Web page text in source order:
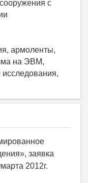
с
армоленты,
на ЭВМ,
заявка
2012г.